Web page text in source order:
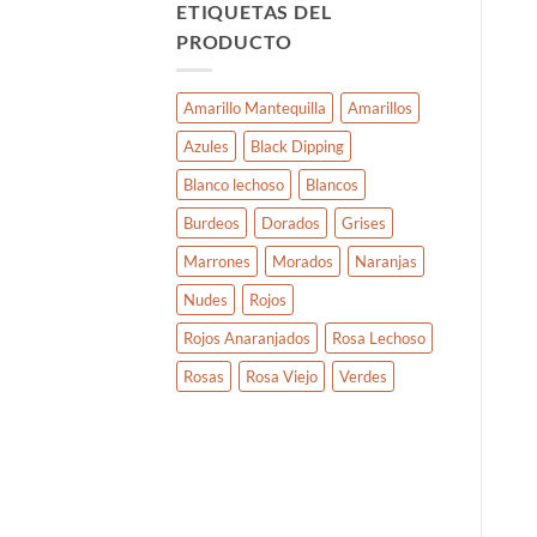
ETIQUETAS DEL
PRODUCTO
Amarillo Mantequilla
Amarillos
Azules
Black Dipping
Blanco lechoso
Blancos
Burdeos
Dorados
Grises
Marrones
Morados
Naranjas
Nudes
Rojos
Rojos Anaranjados
Rosa Lechoso
Rosas
Rosa Viejo Verdes